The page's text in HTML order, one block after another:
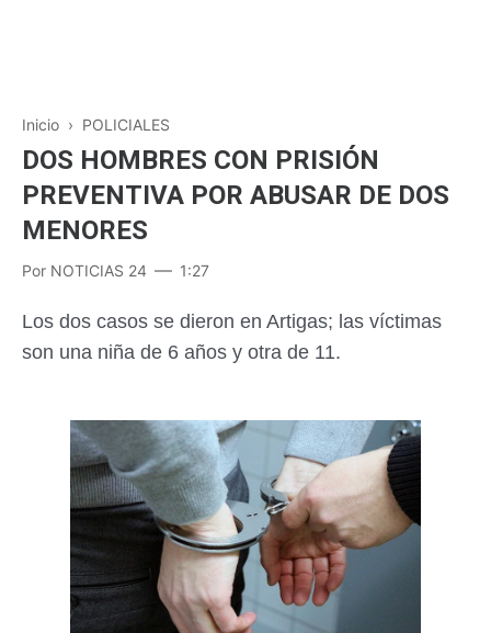
Inicio › POLICIALES
DOS HOMBRES CON PRISIÓN
PREVENTIVA POR ABUSAR DE DOS
MENORES
Por NOTICIAS 24 1:27
Los dos casos se dieron en Artigas; las víctimas
son una niña de 6 años y otra de 11.